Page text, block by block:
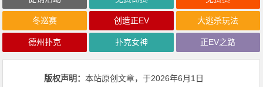
冬巡赛 创造正EV 大逃杀玩法
德州扑克 扑克女神 正EV之路
版权声明：本站原创文章，于2026年6月1日